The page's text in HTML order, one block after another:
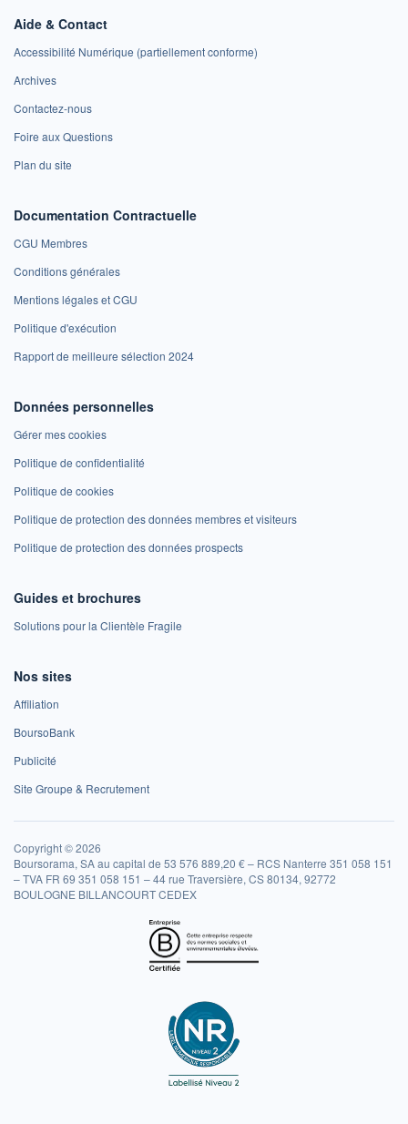
Aide & Contact
Accessibilité Numérique (partiellement conforme)
Archives
Contactez-nous
Foire aux Questions
Plan du site
Documentation Contractuelle
CGU Membres
Conditions générales
Mentions légales et CGU
Politique d'exécution
Rapport de meilleure sélection 2024
Données personnelles
Gérer mes cookies
Politique de confidentialité
Politique de cookies
Politique de protection des données membres et visiteurs
Politique de protection des données prospects
Guides et brochures
Solutions pour la Clientèle Fragile
Nos sites
Affiliation
BoursoBank
Publicité
Site Groupe & Recrutement
Copyright © 2026
Boursorama, SA au capital de 53 576 889,20 € – RCS Nanterre 351 058 151
– TVA FR 69 351 058 151 – 44 rue Traversière, CS 80134, 92772
BOULOGNE BILLANCOURT CEDEX